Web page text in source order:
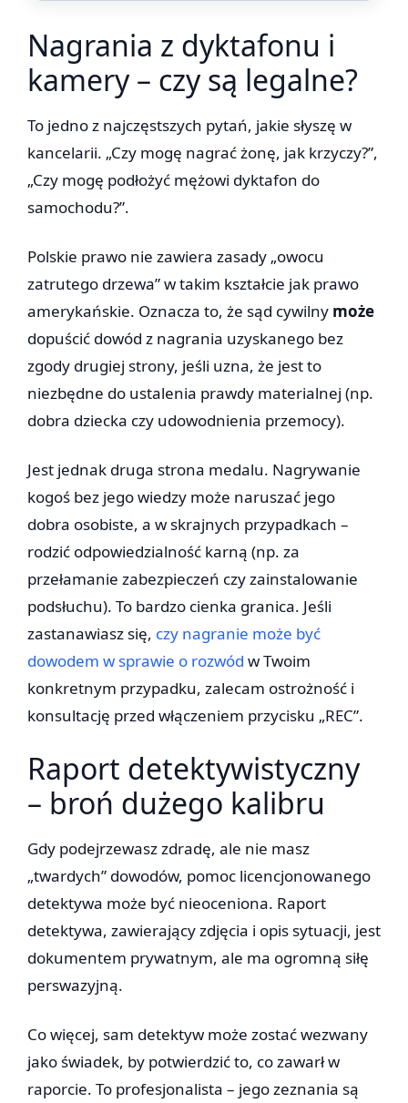
Nagrania z dyktafonu i
kamery – czy są legalne?
To jedno z najczęstszych pytań, jakie słyszę w
kancelarii. „Czy mogę nagrać żonę, jak krzyczy?”,
„Czy mogę podłożyć mężowi dyktafon do
samochodu?”.
Polskie prawo nie zawiera zasady „owocu
zatrutego drzewa” w takim kształcie jak prawo
amerykańskie. Oznacza to, że sąd cywilny może
dopuścić dowód z nagrania uzyskanego bez
zgody drugiej strony, jeśli uzna, że jest to
niezbędne do ustalenia prawdy materialnej (np.
dobra dziecka czy udowodnienia przemocy).
Jest jednak druga strona medalu. Nagrywanie
kogoś bez jego wiedzy może naruszać jego
dobra osobiste, a w skrajnych przypadkach –
rodzić odpowiedzialność karną (np. za
przełamanie zabezpieczeń czy zainstalowanie
podsłuchu). To bardzo cienka granica. Jeśli
zastanawiasz się, czy nagranie może być
dowodem w sprawie o rozwód w Twoim
konkretnym przypadku, zalecam ostrożność i
konsultację przed włączeniem przycisku „REC”.
Raport detektywistyczny
– broń dużego kalibru
Gdy podejrzewasz zdradę, ale nie masz
„twardych” dowodów, pomoc licencjonowanego
detektywa może być nieoceniona. Raport
detektywa, zawierający zdjęcia i opis sytuacji, jest
dokumentem prywatnym, ale ma ogromną siłę
perswazyjną.
Co więcej, sam detektyw może zostać wezwany
jako świadek, by potwierdzić to, co zawarł w
raporcie. To profesjonalista – jego zeznania są